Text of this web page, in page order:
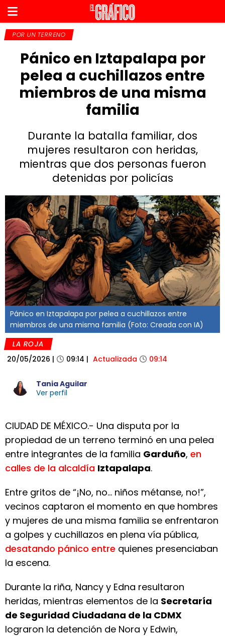
POR UN TERRENO
Pánico en Iztapalapa por
pelea a cuchillazos entre
miembros de una misma
familia
Durante la batalla familiar, dos
mujeres resultaron con heridas,
mientras que dos personas fueron
detenidas por policías
Pánico en Iztapalapa por pelea a cuchillazos entre
miembros de una misma familia (Foto: Creada con IA)
LA ROJA
20/05/2026 | 09:14 | Actualizada 09:14
Tania Aguilar
Ver perfil
CIUDAD DE MÉXICO.- Una disputa por la
propiedad de un terreno terminó en una pelea
entre integrantes de la familia Garduño, en
calles de la alcaldía Iztapalapa.
Entre gritos de “¡No, no… niños métanse, no!”,
vecinos captaron el momento en que hombres
y mujeres de una misma familia se enfrentaron
a golpes y cuchillazos en plena vía pública,
desatando pánico entre quienes presenciaban
la escena.
Durante la riña, Nancy y Edna resultaron
heridas, mientras elementos de la Secretaría
de Seguridad Ciudadana de la CDMX
lograron la detención de Nora y Edwin,